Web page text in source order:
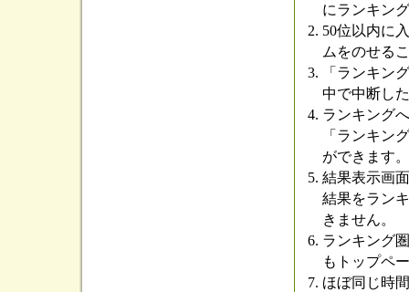
にランキン
50位以内に
ムをのせる
「ランキン
中で中断し
ランキング
「ランキン
ができます。
結果表示画
結果をラン
きません。
ランキング
もトップペ
ほぼ同じ時